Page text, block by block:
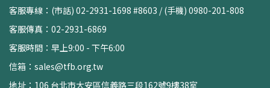
客服專線：(市話) 02-2931-1698 #8603 / (手機) 0980-201-808
客服傳真：02-2931-6869
客服時間：早上9:00 - 下午6:00
信箱：sales@tfb.org.tw
地址：106 台北市大安區信義路三段162號9樓38室